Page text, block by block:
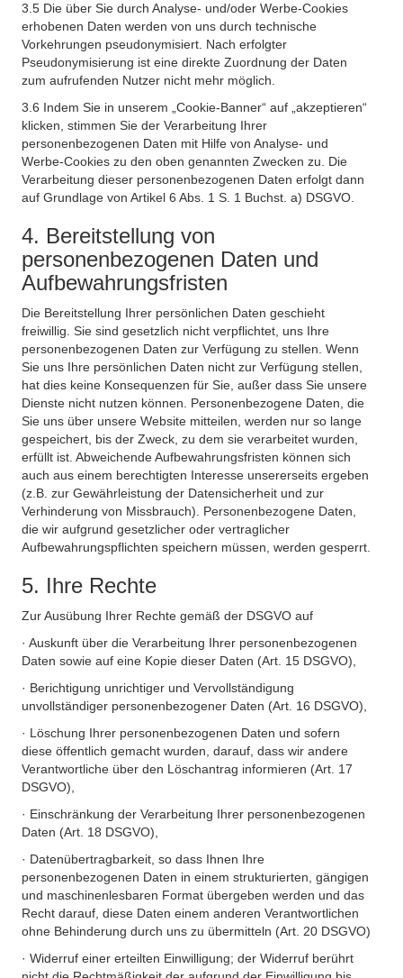
3.5 Die über Sie durch Analyse- und/oder Werbe-Cookies
erhobenen Daten werden von uns durch technische
Vorkehrungen pseudonymisiert. Nach erfolgter
Pseudonymisierung ist eine direkte Zuordnung der Daten
zum aufrufenden Nutzer nicht mehr möglich.
3.6 Indem Sie in unserem „Cookie-Banner“ auf „akzeptieren“
klicken, stimmen Sie der Verarbeitung Ihrer
personenbezogenen Daten mit Hilfe von Analyse- und
Werbe-Cookies zu den oben genannten Zwecken zu. Die
Verarbeitung dieser personenbezogenen Daten erfolgt dann
auf Grundlage von Artikel 6 Abs. 1 S. 1 Buchst. a) DSGVO.
4. Bereitstellung von
personenbezogenen Daten und
Aufbewahrungsfristen
Die Bereitstellung Ihrer persönlichen Daten geschieht
freiwillig. Sie sind gesetzlich nicht verpflichtet, uns Ihre
personenbezogenen Daten zur Verfügung zu stellen. Wenn
Sie uns Ihre persönlichen Daten nicht zur Verfügung stellen,
hat dies keine Konsequenzen für Sie, außer dass Sie unsere
Dienste nicht nutzen können. Personenbezogene Daten, die
Sie uns über unsere Website mitteilen, werden nur so lange
gespeichert, bis der Zweck, zu dem sie verarbeitet wurden,
erfüllt ist. Abweichende Aufbewahrungsfristen können sich
auch aus einem berechtigten Interesse unsererseits ergeben
(z.B. zur Gewährleistung der Datensicherheit und zur
Verhinderung von Missbrauch). Personenbezogene Daten,
die wir aufgrund gesetzlicher oder vertraglicher
Aufbewahrungspflichten speichern müssen, werden gesperrt.
5. Ihre Rechte
Zur Ausübung Ihrer Rechte gemäß der DSGVO auf
· Auskunft über die Verarbeitung Ihrer personenbezogenen
Daten sowie auf eine Kopie dieser Daten (Art. 15 DSGVO),
· Berichtigung unrichtiger und Vervollständigung
unvollständiger personenbezogener Daten (Art. 16 DSGVO),
· Löschung Ihrer personenbezogenen Daten und sofern
diese öffentlich gemacht wurden, darauf, dass wir andere
Verantwortliche über den Löschantrag informieren (Art. 17
DSGVO),
· Einschränkung der Verarbeitung Ihrer personenbezogenen
Daten (Art. 18 DSGVO),
· Datenübertragbarkeit, so dass Ihnen Ihre
personenbezogenen Daten in einem strukturierten, gängigen
und maschinenlesbaren Format übergeben werden und das
Recht darauf, diese Daten einem anderen Verantwortlichen
ohne Behinderung durch uns zu übermitteln (Art. 20 DSGVO)
· Widerruf einer erteilten Einwilligung; der Widerruf berührt